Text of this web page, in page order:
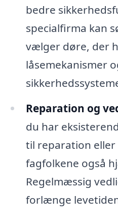
bedre
specialfirma kan
vælger døre, der
låsemekanismer
Reparation og
du har
til reparation
fagfolkene også
Regelmæssig
forlænge